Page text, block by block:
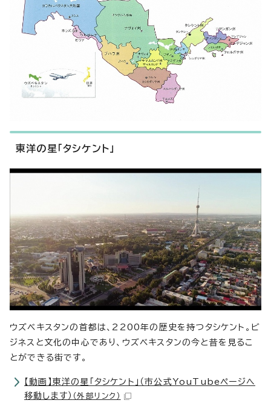
東洋の星「タシケント」
ウズベキスタンの首都は、2200年の歴史を持つタシケント。ビ
ジネスと文化の中心であり、ウズベキスタンの今と昔を見るこ
とができる街です。
【動画】東洋の星「タシケント」（市公式YouTubeページへ
移動します） （外部リンク）